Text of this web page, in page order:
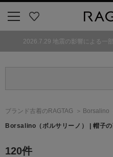
気
2026.7.29 地震の影響による一
ブランド古着のRAGTAG Borsalino
Borsalino （ボルサリーノ） | 帽子
120件